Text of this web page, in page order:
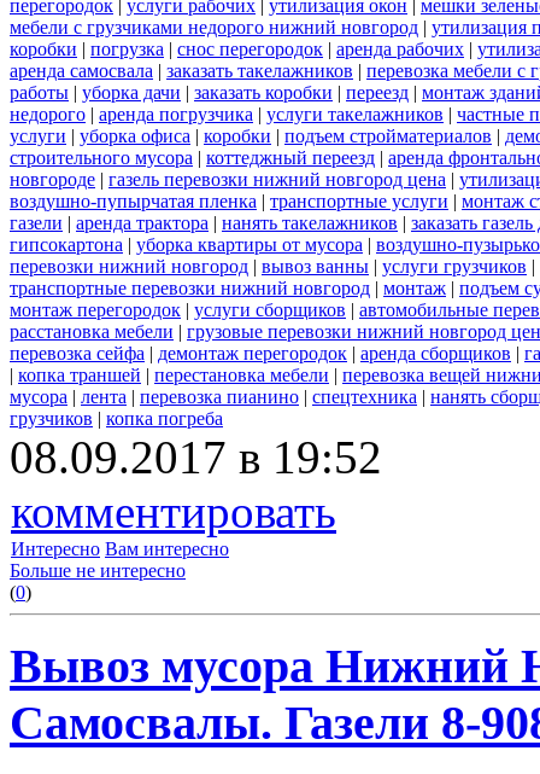
перегородок | услуги рабочих | утилизация окон | мешки
мебели с грузчиками недорого нижний новгород | утилизация
коробки | погрузка | снос перегородок | аренда рабочих |
аренда самосвала | заказать такелажников | перевозка мебели с
работы | уборка дачи | заказать коробки | переезд | монтаж
недорого | аренда погрузчика | услуги такелажников | частные
услуги | уборка офиса | коробки | подъем стройматериалов |
строительного мусора | коттеджный переезд | аренда
новгороде | газель перевозки нижний новгород цена |
воздушно-пупырчатая пленка | транспортные услуги | монтаж
газели | аренда трактора | нанять такелажников | заказать
гипсокартона | уборка квартиры от мусора | воздушно-
перевозки нижний новгород | вывоз ванны | услуги грузчиков |
транспортные перевозки нижний новгород | монтаж | подъем
монтаж перегородок | услуги сборщиков | автомобильные
расстановка мебели | грузовые перевозки нижний новгород
перевозка сейфа | демонтаж перегородок | аренда сборщиков |
| копка траншей | перестановка мебели | перевозка вещей
мусора | лента | перевозка пианино | спецтехника | нанять
грузчиков | копка погреба
08.09.2017 в 19:52
комментировать
Интересно Вам интересно
Больше не интересно
(0)
Вывоз мусора Нижний
Самосвалы. Газели 8-